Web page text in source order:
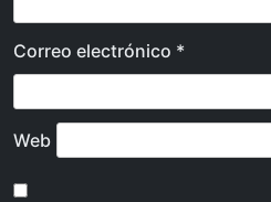
Correo electrónico *
Web